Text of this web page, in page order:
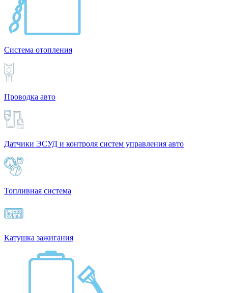
Система отопления
Проводка авто
Датчики ЭСУД и контроля систем управления авто
Топливная система
Катушка зажигания